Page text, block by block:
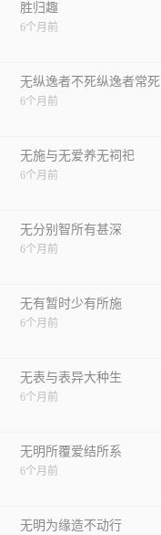
胜归趣
6个月前
无纵逸者不死纵逸者常死
6个月前
无施与无爱养无祠祀
6个月前
无分别智所有甚深
6个月前
无有暂时少有所施
6个月前
无表与表异大种生
6个月前
无明所覆爱结所系
6个月前
无明为缘造不动行